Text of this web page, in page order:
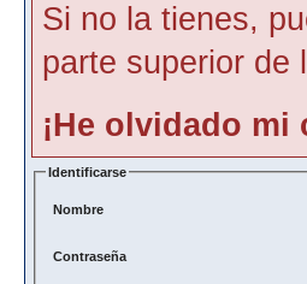
Si no la tienes,
parte superior de
¡He olvidado mi
Identificarse
Nombre
Contraseña